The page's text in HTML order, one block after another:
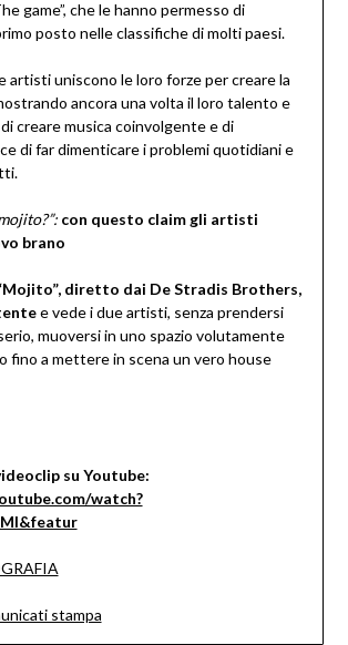
game”, che le hanno permesso di
posto nelle classifiche di molti paesi.
artisti uniscono le loro forze per creare la
ancora una volta il loro talento e
creare musica coinvolgente e di
di far dimenticare i problemi quotidiani e
con questo claim gli artisti
brano
diretto dai De Stradis Brothers,
e vede i due artisti, senza prendersi
muoversi in uno spazio volutamente
fino a mettere in scena un vero house
su Youtube:
watch?
stampa